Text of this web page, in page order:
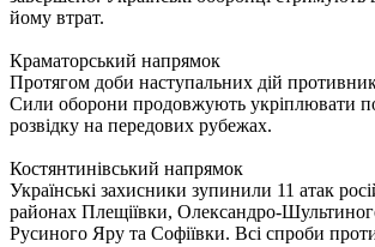
йому втрат.
Краматорський напрямок
Протягом доби наступальних дій
Сили оборони продовжують укріплювати
розвідку на передових рубежах.
Костянтинівський напрямок
Українські захисники зупинили 11 атак
районах Плещіївки, Олександро-
Русиного Яру та Софіївки. Всі спроби